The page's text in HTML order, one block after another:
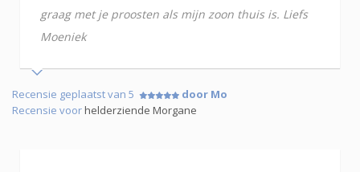
graag met je proosten als mijn zoon thuis is. Liefs
Moeniek
Recensie geplaatst van 5
door Mo
Recensie voorhelderziende Morgane